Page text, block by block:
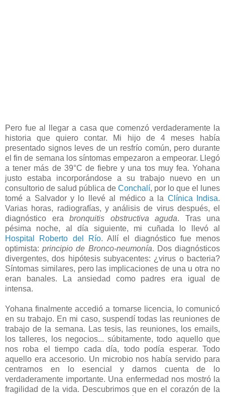
Pero fue al llegar a casa que comenzó verdaderamente la
historia que quiero contar. Mi hijo de 4 meses había
presentado signos leves de un resfrío común, pero durante
el fin de semana los síntomas empezaron a empeorar. Llegó
a tener más de 39°C de fiebre y una tos muy fea. Yohana
justo estaba incorporándose a su trabajo nuevo en un
consultorio de salud pública de Conchalí, por lo que el lunes
tomé a Salvador y lo llevé al médico a la Clínica Indisa.
Varias horas, radiografías, y análisis de virus después, el
diagnóstico era bronquitis obstructiva aguda. Tras una
pésima noche, al día siguiente, mi cuñada lo llevó al
Hospital Roberto del Río. Allí el diagnóstico fue menos
optimista:principio de Bronco-neumonía. Dos diagnósticos
divergentes, dos hipótesis subyacentes: ¿virus o bacteria?
Síntomas similares, pero las implicaciones de una u otra no
eran banales. La ansiedad como padres era igual de
intensa.
Yohana finalmente accedió a tomarse licencia, lo comunicó
en su trabajo. En mi caso, suspendí todas las reuniones de
trabajo de la semana. Las tesis, las reuniones, los emails,
los talleres, los negocios... súbitamente, todo aquello que
nos roba el tiempo cada día, todo podía esperar. Todo
aquello era accesorio. Un microbio nos había servido para
centrarnos en lo esencial y darnos cuenta de lo
verdaderamente importante. Una enfermedad nos mostró la
fragilidad de la vida. Descubrimos que en el corazón de la